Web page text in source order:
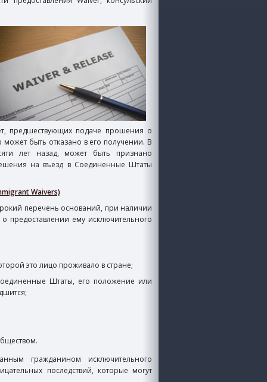
предшествующих подаче прошения о
быть отказано в его получении. В
лет назад, может быть признано
на въезд в Соединенные Штаты
Waivers)
перечень оснований, при наличии
предоставлении ему исключительного
это лицо проживало в стране;
Штаты, его положение или
гражданином исключительного
последствий, которые могут